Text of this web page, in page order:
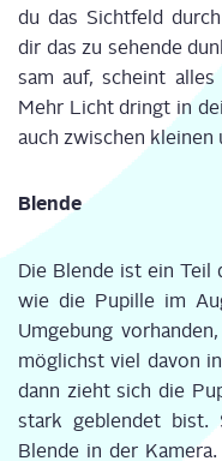
du das Sicht­feld
dir das zu sehen­de
sam auf, scheint
Mehr Licht dringt in
auch zwi­schen klei­nen
Blen­de
Die Blen­de ist ein
wie die Pupil­le im
Umge­bung
mög­lichst viel davon
dann zieht sich die
stark geblen­det bist.
Blen­de in der